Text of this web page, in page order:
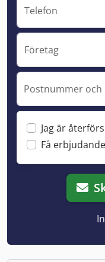
Telefon
Företag
Postnummer
Jag är
Få